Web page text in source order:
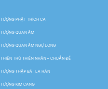
TƯỢNG PHẬT THÍCH CA
TƯỢNG QUAN ÂM
TƯỢNG QUAN ÂM NGỰ LONG
THIÊN THỦ THIÊN NHÃN – CHUẨN ĐỀ
TƯỢNG THẬP BÁT LA HÁN
TƯỢNG KIM CANG